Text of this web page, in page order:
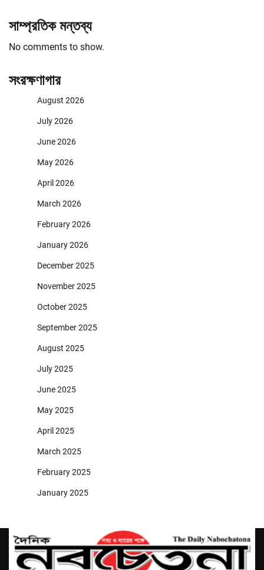
সাম্প্রতিক মন্তব্য
No comments to show.
সংরক্ষণাগার
August 2026
July 2026
June 2026
May 2026
April 2026
March 2026
February 2026
January 2026
December 2025
November 2025
October 2025
September 2025
August 2025
July 2025
June 2025
May 2025
April 2025
March 2025
February 2025
January 2025